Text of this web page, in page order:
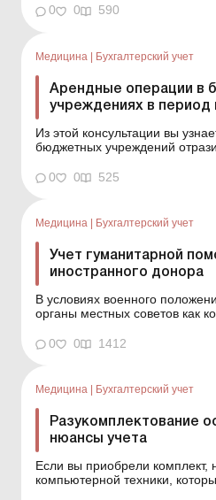
Поэтому аккумулятор для
заблаговременно и ожидает
аккумулятора и списание
0 0 590
Медицина | Бухгалтерский учет
Арендные операции в
учреждениях в период
Из этой консультации вы
бюджетных учреждений
возмещение стоимости
консультации вы узнаете, как
средства, полученные на...
0 0 525
Медицина Бухгалтерский учет
Учет гуманитарной
иностранного донора
В условиях военного
органы местных советов как
помощь от городов-
международных организаций
коммунальные учреждения,
0 0 1412
Медицина Бухгалтерский учет
Разукомплектование
нюансы учета
Если вы приобрели
компьютерной техники,